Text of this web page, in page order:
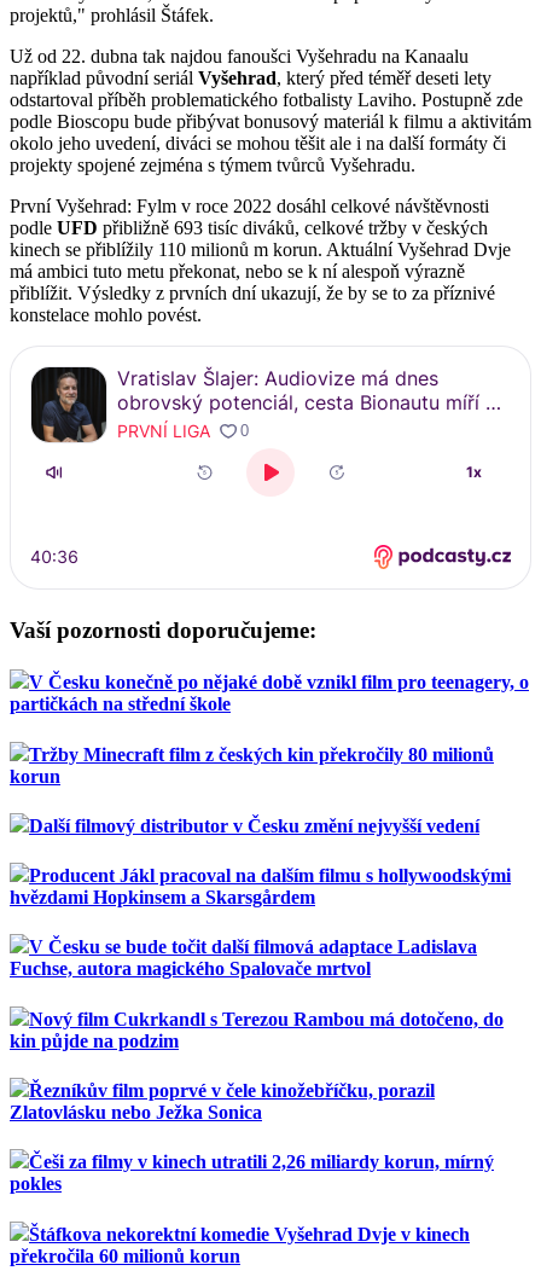
projektů," prohlásil Štáfek.
Už od 22. dubna tak najdou fanoušci Vyšehradu na Kanaalu
například původní seriál Vyšehrad, který před téměř deseti lety
odstartoval příběh problematického fotbalisty Laviho. Postupně zde
podle Bioscopu bude přibývat bonusový materiál k filmu a aktivitám
okolo jeho uvedení, diváci se mohou těšit ale i na další formáty či
projekty spojené zejména s týmem tvůrců Vyšehradu.
První Vyšehrad: Fylm v roce 2022 dosáhl celkové návštěvnosti
podle UFD přibližně 693 tisíc diváků, celkové tržby v českých
kinech se přiblížily 110 milionů m korun. Aktuální Vyšehrad Dvje
má ambici tuto metu překonat, nebo se k ní alespoň výrazně
přiblížit. Výsledky z prvních dní ukazují, že by se to za příznivé
konstelace mohlo povést.
Vaší pozornosti doporučujeme:
V Česku konečně po nějaké době vznikl film pro teenagery, o
partičkách na střední škole
Tržby Minecraft film z českých kin překročily 80 milionů
korun
Další filmový distributor v Česku změní nejvyšší vedení
Producent Jákl pracoval na dalším filmu s hollywoodskými
hvězdami Hopkinsem a Skarsgårdem
V Česku se bude točit další filmová adaptace Ladislava
Fuchse, autora magického Spalovače mrtvol
Nový film Cukrkandl s Terezou Rambou má dotočeno, do
kin půjde na podzim
Řezníkův film poprvé v čele kinožebříčku, porazil
Zlatovlásku nebo Ježka Sonica
Češi za filmy v kinech utratili 2,26 miliardy korun, mírný
pokles
Štáfkova nekorektní komedie Vyšehrad Dvje v kinech
překročila 60 milionů korun